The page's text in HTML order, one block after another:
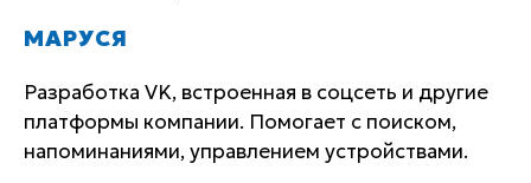
МАРУСЯ
Разработка VK, встроенная в соцсеть и другие
платформы компании. Помогает с поиском,
напоминаниями, управлением устройствами.